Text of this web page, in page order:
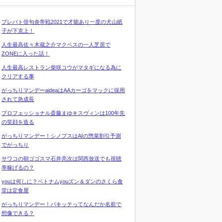
プレバト俳句炎帝戦2021で才能あり一度の犬山紙
子が下克上！
人生最高佐々木蔵之介マクベスの一人芝居で
ZONEに入った話！
人生最高レストラン柴咲コウがマタギになる為に
クリアする事
がっちりマンデーaideaはAAカーゴをマックに採用
されて急成長
プロフェッショナル斎藤まゆキスヴィンは100年先
の笑顔を造る
がっちりマンデー！シノプスはAIの惣菜割引予測
でがっちり
サワコの朝ゴゴスマ石井亮次は関西放送でも視聴
率稼げるの？
youは何しに？ベトナムyouズン＆ダンのさくら食
堂は定食屋
がっちりマンデー！パキッテってなんだか名前で
想像できる？